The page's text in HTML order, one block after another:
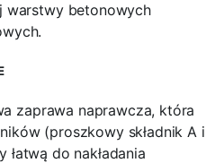
warstwy betonowych
zaprawa naprawcza, która
(proszkowy składnik A i
łatwą do nakładania